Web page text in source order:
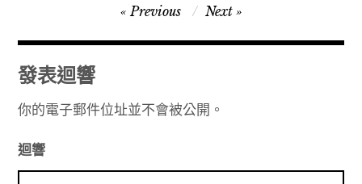
章
導
覽
Previous Next
發表迴響
你的電子郵件位址並不會被公開。
迴響